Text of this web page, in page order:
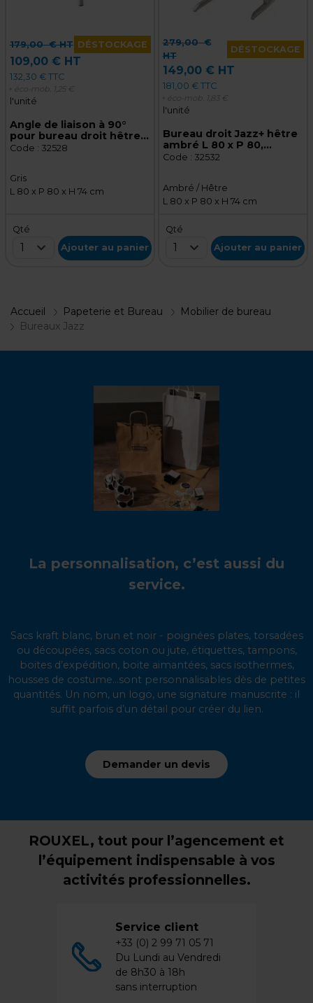
179,00€ HT DÉSTOCKAGE
109,00 € HT
132,30 € TTC
+ éco-mob. 1,25 €
l'unité
Angle de liaison à 90°
pour bureau droit hêtre
ambré Jazz+
Code : 32528
Gris
L 80 x P 80 x H 74 cm
Qté
1 Ajouter au panier
279,00€
HT
DÉSTOCKAGE
149,00 € HT
181,00 € TTC
+ éco-mob. 1,83 €
l'unité
Bureau droit Jazz+ hêtre
ambré L 80 x P 80,
plateau hêtre, pieds
Code : 32532
Ambré / Hêtre
L 80 x P 80 x H 74 cm
Qté
1 Ajouter au panier
Accueil Papeterie et Bureau
Mobilier de bureau
Bureaux Jazz
La personnalisation, c’est aussi du
service.
Sacs kraft blanc, brun et noir - poignées plates, torsadées
ou découpées, sacs coton ou jute, étiquettes, tampons,
boites d’expédition, boite aimantées, sacs isothermes,
housses de costume...sont personnalisables dès de petites
quantités. Un nom, un logo, une signature manuscrite : il
suffit parfois d’un détail pour créer du lien.
Demander un devis
ROUXEL, tout pour l’agencement et
l’équipement indispensable à vos
activités professionnelles.
Service client
+33 (0) 2 99 71 05 71
Du Lundi au Vendredi
de 8h30 à 18h
sans interruption